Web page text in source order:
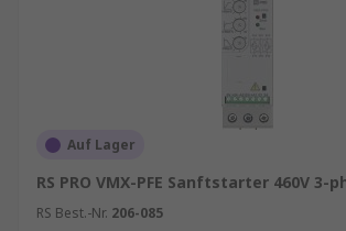
Auf Lager
RS PRO VMX-PFE Sanftstarter 460V 3-
RS Best.-Nr. 206-085